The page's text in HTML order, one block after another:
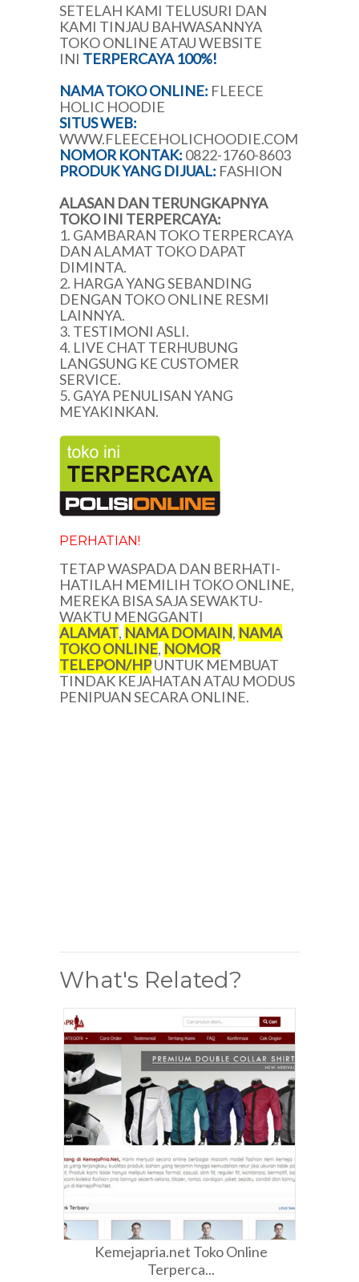
SETELAH KAMI TELUSURI DAN
KAMI TINJAU BAHWASANNYA
TOKO ONLINE ATAU WEBSITE
INI TERPERCAYA 100%!
NAMA TOKO ONLINE: FLEECE
HOLIC HOODIE
SITUS WEB:
WWW.FLEECEHOLICHOODIE.COM
NOMOR KONTAK: 0822-1760-8603
PRODUK YANG DIJUAL: FASHION
ALASAN DAN TERUNGKAPNYA
TOKO INI TERPERCAYA:
1. GAMBARAN TOKO TERPERCAYA
DAN ALAMAT TOKO DAPAT
DIMINTA.
2. HARGA YANG SEBANDING
DENGAN TOKO ONLINE RESMI
LAINNYA.
3. TESTIMONI ASLI.
4. LIVE CHAT TERHUBUNG
LANGSUNG KE CUSTOMER
SERVICE.
5. GAYA PENULISAN YANG
MEYAKINKAN.
PERHATIAN!
TETAP WASPADA DAN BERHATI-
HATILAH MEMILIH TOKO ONLINE,
MEREKA BISA SAJA SEWAKTU-
WAKTU MENGGANTI
ALAMAT, NAMA DOMAIN, NAMA
TOKO ONLINE, NOMOR
TELEPON/HPUNTUK MEMBUAT
TINDAK KEJAHATAN ATAU MODUS
PENIPUAN SECARA ONLINE.
What's Related?
Kemejapria.net Toko Online
Terperca...